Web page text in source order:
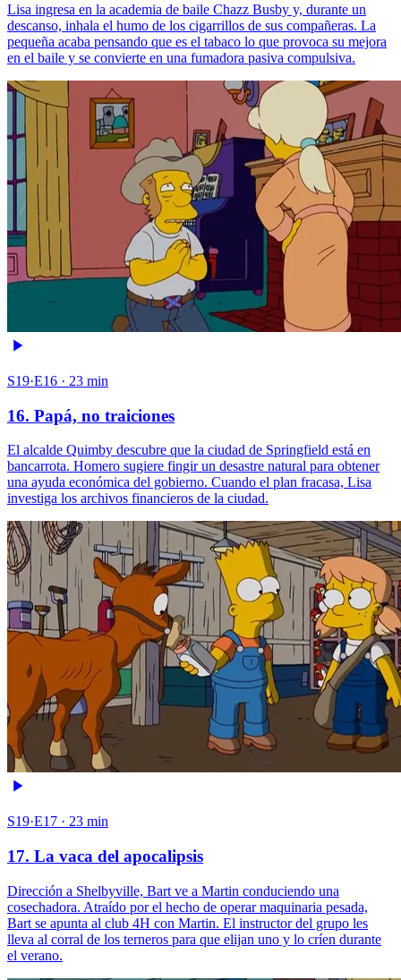
Lisa ingresa en la academia de baile Chazz Busby y, durante un
descanso, inhala el humo de los cigarrillos de sus compañeras. La
pequeña acaba pensando que es el tabaco lo que provoca su mejora
en el baile y se convierte en una fumadora pasiva compulsiva.
S19·E16 · 23 min
16. Papá, no traiciones
El alcalde Quimby descubre que la ciudad de Springfield está en
bancarrota. Homero sugiere fingir un desastre natural para obtener
una ayuda económica del gobierno. Cuando el plan fracasa, Lisa
investiga los archivos financieros de la ciudad.
S19·E17 · 23 min
17. La vaca del apocalipsis
Dirección a Shelbyville, Bart ve a Martin conduciendo una
cosechadora. Atraído por el hecho de operar maquinaria pesada,
Bart se apunta al club 4H con Martin. El instructor del grupo les
lleva al corral de los terneros para que elijan uno y lo críen durante
el verano.